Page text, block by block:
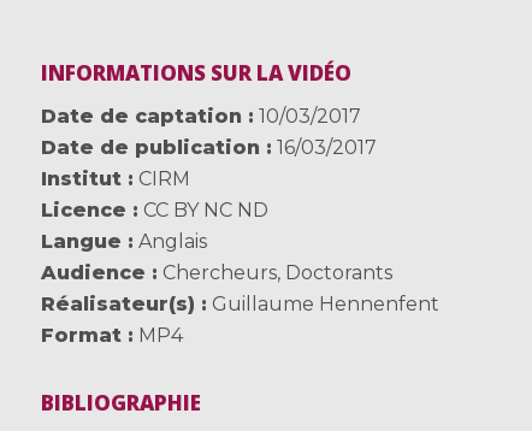
INFORMATIONS SUR LA VIDÉO
Date de captation
10/03/2017
Date de publication
16/03/2017
Institut
CIRM
Licence
CC BY NC ND
Langue
Anglais
Audience
Chercheurs, Doctorants
Réalisateur(s)
Guillaume Hennenfent
Format
MP4
BIBLIOGRAPHIE